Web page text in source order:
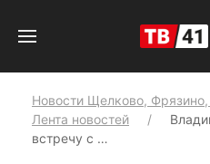
Новости Щелково,
Лента новостей
встречу с …